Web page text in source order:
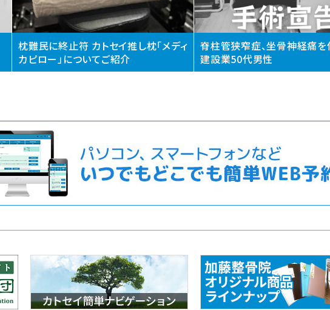
枕難民に終止符 カトセイ推し枕「メディ
カピロー」についてご紹介
脊柱管狭窄症、坐骨神経痛を
建設業50代男性